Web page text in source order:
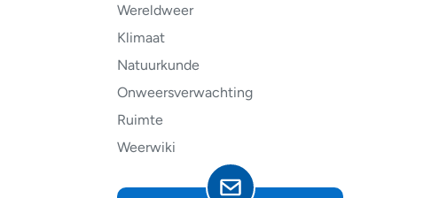
Wereldweer
Klimaat
Natuurkunde
Onweersverwachting
Ruimte
Weerwiki